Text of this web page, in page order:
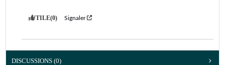
UTILE(0) Signaler
DISCUSSIONS (0)